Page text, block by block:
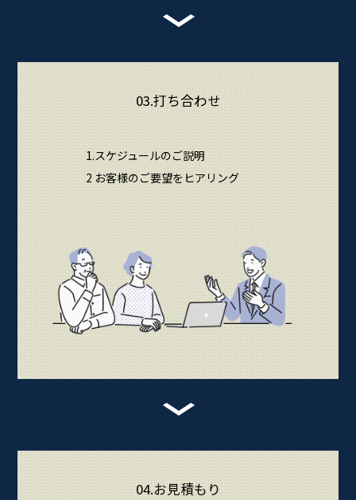
03.打ち合わせ
1.スケジュールのご説明
2 お客様のご要望をヒアリング
04.お見積もり